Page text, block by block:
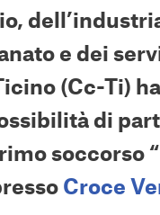
e dei
(Cc-Ti)
di
soccorso
Croce